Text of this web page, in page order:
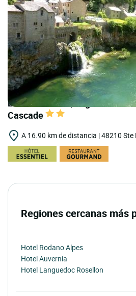
LOGIS HOTELS | Logis Hôtel
Cascade
A 16.90 km de distancia | 48210 Ste
Regiones cercanas más
Hotel Rodano Alpes
Hotel Auvernia
Hotel Languedoc Rosellon